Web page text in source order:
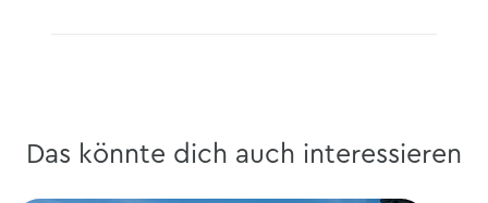
Das könnte dich auch interessieren